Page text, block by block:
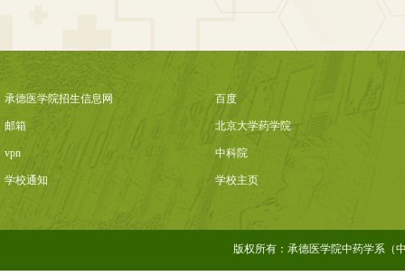
承德医学院招生信息网 百度
邮箱 北京大学药学院
vpn 中科院
学校通知 学校主页
版权所有：承德医学院中药学系（